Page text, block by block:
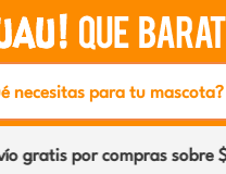
gratis por compras sobre